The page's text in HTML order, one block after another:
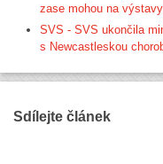
zase mohou na
SVS - SVS ukončila
s Newcastleskou
Sdílejte článek